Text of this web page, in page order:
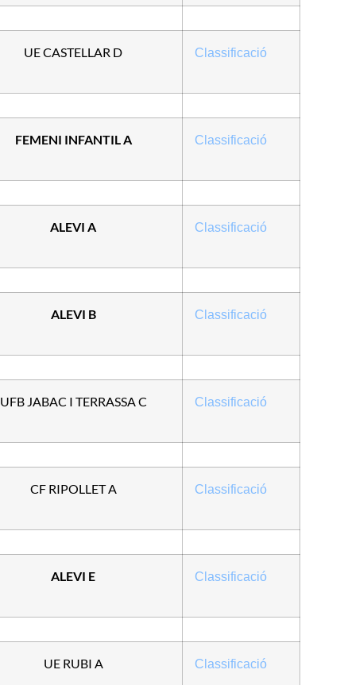
UE CASTELLAR D Classificació
FEMENI INFANTIL A Classificació
ALEVI A Classificació
ALEVI B Classificació
UFB JABAC I TERRASSA C Classificació
CF RIPOLLET A Classificació
ALEVI E Classificació
UE RUBI A Classificació